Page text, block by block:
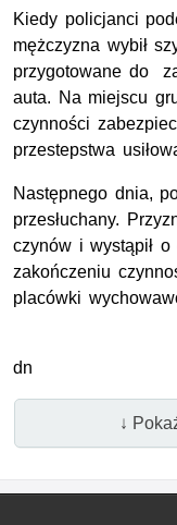
Kiedy policjanci
mężczyzna wybił
przygotowane do
auta. Na miejscu
czynności
przestepstwa
Następnego dnia,
przesłuchany.
czynów i wystąpił
zakończeniu
placówki
dn
↓